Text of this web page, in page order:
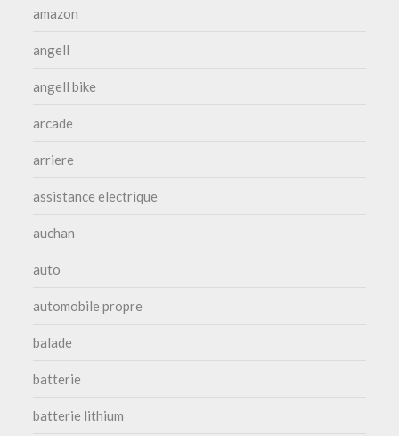
amazon
angell
angell bike
arcade
arriere
assistance electrique
auchan
auto
automobile propre
balade
batterie
batterie lithium